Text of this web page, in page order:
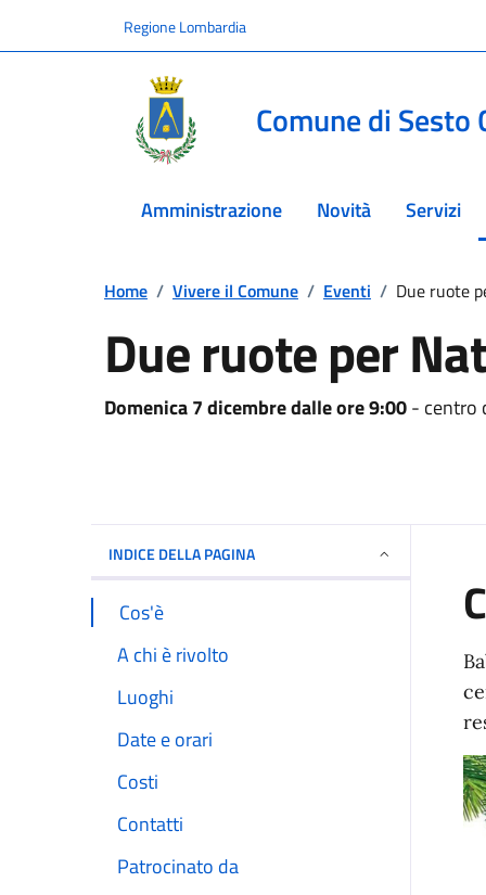
Regione Lombardia
Comune di Sesto
Amministrazione Novità Servizi
Home / Vivere il Comune / Eventi / Due ruote
Due ruote per
Domenica 7 dicembre dalle ore 9:00- centro
INDICE DELLA PAGINA
Cos'è
A chi è rivolto
Luoghi
Date e orari
Costi
Contatti
Patrocinato da